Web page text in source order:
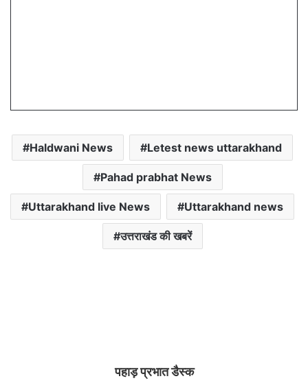
Haldwani News Letest news uttarakhand
Pahad prabhat News
Uttarakhand live News Uttarakhand news
उत्तराखंड की खबरें
पहाड़ प्रभात डैस्क